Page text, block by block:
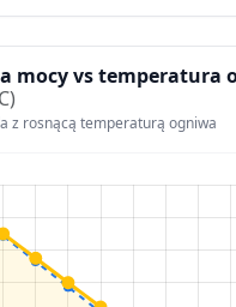
mocy vs temperatura
z rosnącą temperaturą ogniwa